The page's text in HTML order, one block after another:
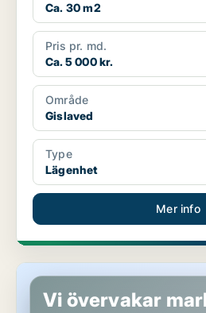
Ca. 30 m2
Pris pr. md.
Ca. 5 000 kr.
Område
Gislaved
Type
Lägenhet
Mer info
Lägenhet i Gislaved
Vi övervakar